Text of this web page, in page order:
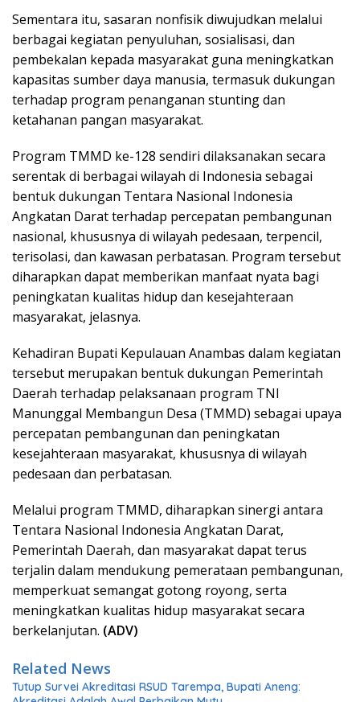
Sementara itu, sasaran nonfisik diwujudkan melalui
berbagai kegiatan penyuluhan, sosialisasi, dan
pembekalan kepada masyarakat guna meningkatkan
kapasitas sumber daya manusia, termasuk dukungan
terhadap program penanganan stunting dan
ketahanan pangan masyarakat.
Program TMMD ke-128 sendiri dilaksanakan secara
serentak di berbagai wilayah di Indonesia sebagai
bentuk dukungan Tentara Nasional Indonesia
Angkatan Darat terhadap percepatan pembangunan
nasional, khususnya di wilayah pedesaan, terpencil,
terisolasi, dan kawasan perbatasan. Program tersebut
diharapkan dapat memberikan manfaat nyata bagi
peningkatan kualitas hidup dan kesejahteraan
masyarakat, jelasnya.
Kehadiran Bupati Kepulauan Anambas dalam kegiatan
tersebut merupakan bentuk dukungan Pemerintah
Daerah terhadap pelaksanaan program TNI
Manunggal Membangun Desa (TMMD) sebagai upaya
percepatan pembangunan dan peningkatan
kesejahteraan masyarakat, khususnya di wilayah
pedesaan dan perbatasan.
Melalui program TMMD, diharapkan sinergi antara
Tentara Nasional Indonesia Angkatan Darat,
Pemerintah Daerah, dan masyarakat dapat terus
terjalin dalam mendukung pemerataan pembangunan,
memperkuat semangat gotong royong, serta
meningkatkan kualitas hidup masyarakat secara
berkelanjutan. (ADV)
Related News
Tutup Survei Akreditasi RSUD Tarempa, Bupati Aneng: